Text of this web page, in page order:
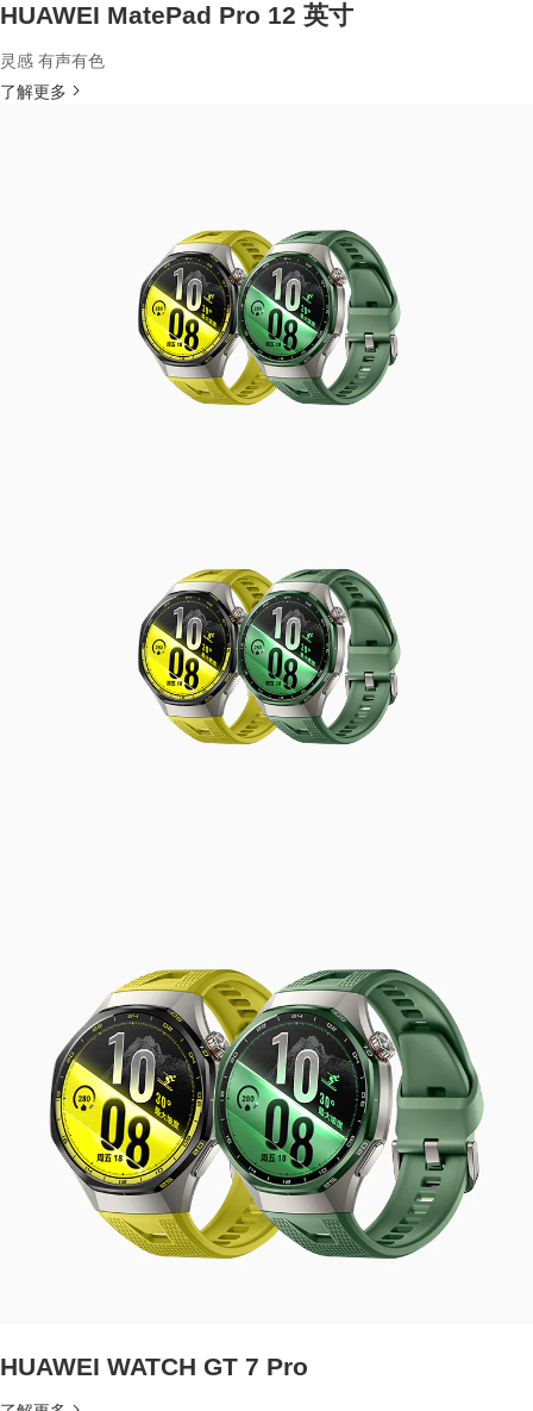
HUAWEI MatePad Pro 12 英寸
灵感 有声有色
了解更多
HUAWEI WATCH GT 7 Pro